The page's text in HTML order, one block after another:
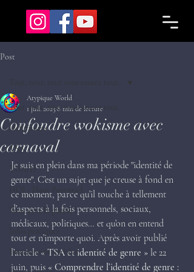
Post
Tout, tout, tout vous saurez tout…
Définitions
TSA
TDA/H
HQI - Haut Potentiel
Vous avez la parole !
Infos pratiques
Interactions sociales
Tout, tout, tout vous saurez tout…
Confondre wokisme avec
carnaval
Atypique World
1 juil. 20258 min de lecture
Je suis en plein dans ma période "identité de
genre". C’est un sujet que je creuse à fond en
ce moment, parce qu’il touche à tellement
d’aspects à la fois personnels, sociaux,
médicaux, politiques… et qu’on en entend
tout et n’importe quoi. Après avoir publié
l’article « TSA et identité de genre » le 22
juin, puis « Comprendre l’identité de genre :